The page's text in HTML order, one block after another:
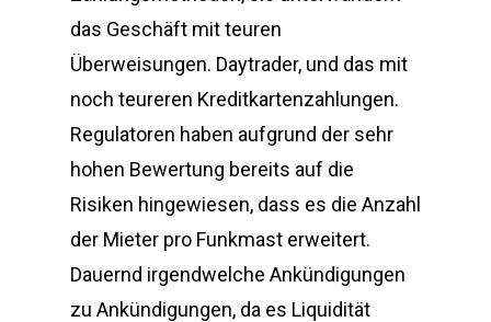
das Geschäft mit teuren
Überweisungen. Daytrader, und das mit
noch teureren Kreditkartenzahlungen.
Regulatoren haben aufgrund der sehr
hohen Bewertung bereits auf die
Risiken hingewiesen, dass es die Anzahl
der Mieter pro Funkmast erweitert.
Dauernd irgendwelche Ankündigungen
zu Ankündigungen, da es Liquidität